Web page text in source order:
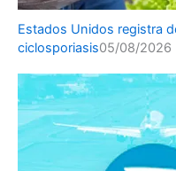
Estados Unidos registra
ciclosporiasis05/08/2026